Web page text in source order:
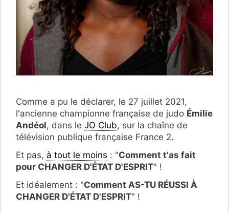
Comme a pu le déclarer, le 27 juillet 2021,
l'ancienne championne française de judo Émilie
Andéol, dans le JO Club, sur la chaîne de
télévision publique française France 2.
Et pas, à tout le moins : "Comment t'as fait
pour CHANGER D'ÉTAT D'ESPRIT" !
Et idéalement : "Comment AS-TU RÉUSSI À
CHANGER D'ÉTAT D'ESPRIT" !